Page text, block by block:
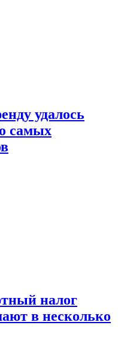
удалось
самых
налог
в несколько